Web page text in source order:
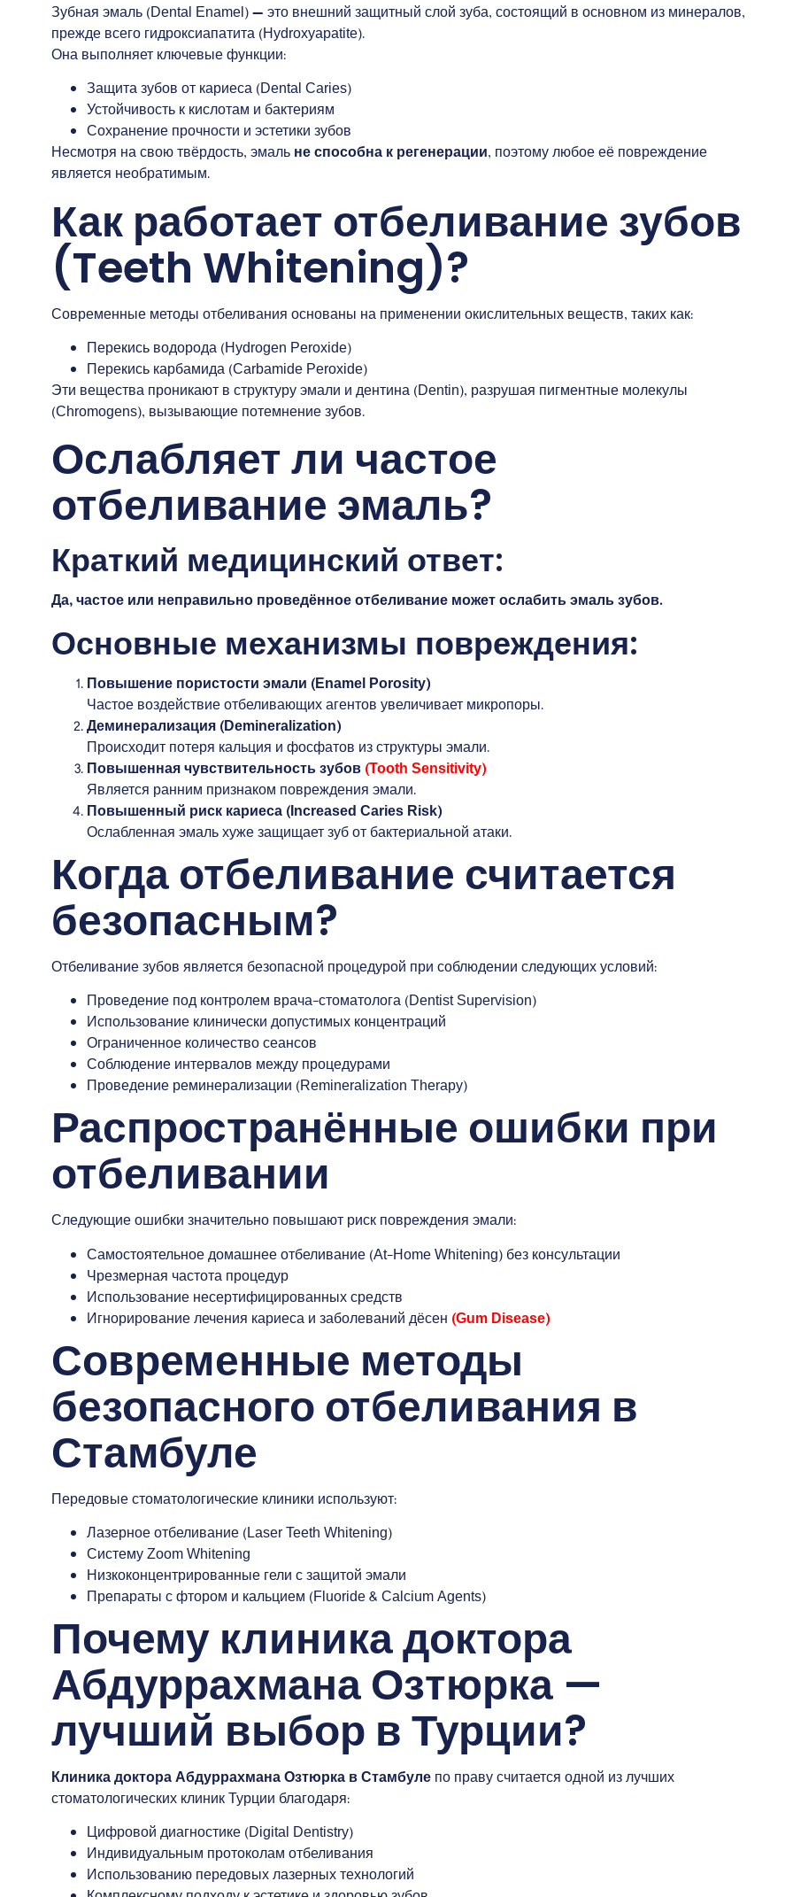
Зубная эмаль (Dental Enamel) — это внешний защитный слой зуба, состоящий в основном из минералов,
прежде всего гидроксиапатита (Hydroxyapatite).
Она выполняет ключевые функции:
Защита зубов от кариеса (Dental Caries)
Устойчивость к кислотам и бактериям
Сохранение прочности и эстетики зубов
Несмотря на свою твёрдость, эмальне способна к регенерации, поэтому любое её повреждение
является необратимым.
Как работает отбеливание зубов
(Teeth Whitening)?
Современные методы отбеливания основаны на применении окислительных веществ, таких как:
Перекись водорода (Hydrogen Peroxide)
Перекись карбамида (Carbamide Peroxide)
Эти вещества проникают в структуру эмали и дентина (Dentin), разрушая пигментные молекулы
(Chromogens), вызывающие потемнение зубов.
Ослабляет ли частое
отбеливание эмаль?
Краткий медицинский ответ:
Да, частое или неправильно проведённое отбеливание может ослабить эмаль зубов.
Основные механизмы повреждения:
Повышение пористости эмали (Enamel Porosity)
Частое воздействие отбеливающих агентов увеличивает микропоры.
Деминерализация (Demineralization)
Происходит потеря кальция и фосфатов из структуры эмали.
Повышенная чувствительность зубов(Tooth Sensitivity)
Является ранним признаком повреждения эмали.
Повышенный риск кариеса (Increased Caries Risk)
Ослабленная эмаль хуже защищает зуб от бактериальной атаки.
Когда отбеливание считается
безопасным?
Отбеливание зубов является безопасной процедурой при соблюдении следующих условий:
Проведение под контролем врача-стоматолога (Dentist Supervision)
Использование клинически допустимых концентраций
Ограниченное количество сеансов
Соблюдение интервалов между процедурами
Проведение реминерализации (Remineralization Therapy)
Распространённые ошибки при
отбеливании
Следующие ошибки значительно повышают риск повреждения эмали:
Самостоятельное домашнее отбеливание (At-Home Whitening) без консультации
Чрезмерная частота процедур
Использование несертифицированных средств
Игнорирование лечения кариеса и заболеваний дёсен (Gum Disease)
Современные методы
безопасного отбеливания в
Стамбуле
Передовые стоматологические клиники используют:
Лазерное отбеливание (Laser Teeth Whitening)
Систему Zoom Whitening
Низкоконцентрированные гели с защитой эмали
Препараты с фтором и кальцием (Fluoride & Calcium Agents)
Почему клиника доктора
Абдуррахмана Озтюрка —
лучший выбор в Турции?
Клиника доктора Абдуррахмана Озтюрка в Стамбулепо праву считается одной из лучших
стоматологических клиник Турции благодаря:
Цифровой диагностике (Digital Dentistry)
Индивидуальным протоколам отбеливания
Использованию передовых лазерных технологий